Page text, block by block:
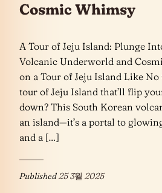
Cosmic Whimsy
A Tour of Jeju Island: Plunge
Volcanic Underworld and
on a Tour of Jeju Island Like
tour of Jeju Island that’ll flip
down? This South Korean
an island—it’s a portal to
and a […]
Published25 3월 2025